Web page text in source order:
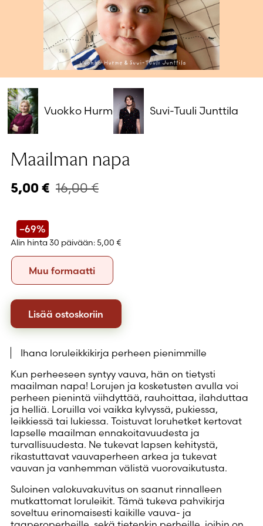
Salasana unohtunut?
Eikö sinulla ole tiliä?
Luo uusi tili
Vuokko Hurme Suvi-Tuuli Junttila
Maailman napa
5,00 € 16,00€
–69%
Alin hinta 30 päivään: 5,00 €
Formaatti
Muu formaattiMuu
formaatti
Lisää ostoskoriin
Ihana loruleikkikirja perheen pienimmille
Kun perheeseen syntyy vauva, hän on tietysti
maailman napa! Lorujen ja kosketusten avulla voi
perheen pienintä viihdyttää, rauhoittaa, ilahduttaa
ja helliä. Loruilla voi vaikka kylvyssä, pukiessa,
leikkiessä tai lukiessa. Toistuvat loruhetket kertovat
lapselle maailman ennakoitavuudesta ja
turvallisuudesta. Ne tukevat lapsen kehitystä,
rikastuttavat vauvaperheen arkea ja tukevat
vauvan ja vanhemman välistä vuorovaikutusta.
Suloinen valokuvakuvitus on saanut rinnalleen
mutkattomat loruleikit. Tämä tukeva pahvikirja
soveltuu erinomaisesti kaikille vauva- ja